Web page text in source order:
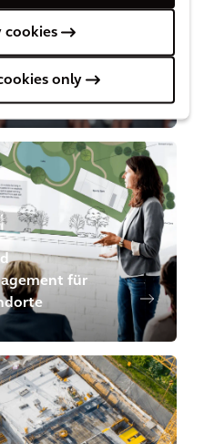
cookies
only
für